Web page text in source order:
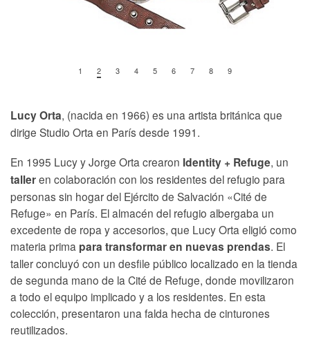
1 2 3 4 5 6 7 8 9
Lucy Orta, (nacida en 1966) es una artista británica que
dirige Studio Orta en París desde 1991.
En 1995 Lucy y Jorge Orta crearon Identity + Refuge, un
talleren colaboración con los residentes del refugio para
personas sin hogar del Ejército de Salvación «Cité de
Refuge» en París. El almacén del refugio albergaba un
excedente de ropa y accesorios, que Lucy Orta eligió como
materia prima para transformar en nuevas prendas. El
taller concluyó con un desfile público localizado en la tienda
de segunda mano de la Cité de Refuge, donde movilizaron
a todo el equipo implicado y a los residentes. En esta
colección, presentaron una falda hecha de cinturones
reutilizados.